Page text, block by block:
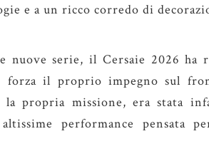
e a un ricco corredo di
nuove serie, il Cersaie 2026 ha
forza il proprio impegno sul
la propria missione, era stata
performance pensata